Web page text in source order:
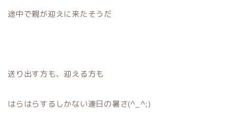
途中で親が迎えに来たそうだ
送り出す方も、迎える方も
はらはらするしかない連日の暑さ(^_^;)